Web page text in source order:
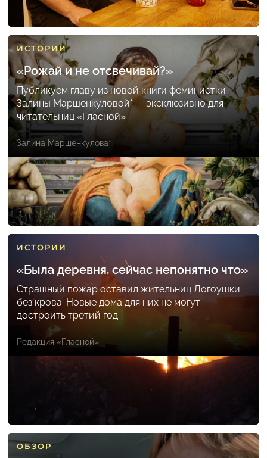
ИСТОРИИ
«Рожай и не отсвечивай?»
Публикуем главу из новой книги феминистки
Залины Маршенкуловой* — эксклюзивно для
читательниц «Гласной»
Залина Маршенкулова*
ИСТОРИИ
«Была деревня, сейчас непонятно что»
Страшный пожар оставил жительниц Логоушки
без крова. Новые дома для них не могут
достроить третий год
Редакция «Гласной»
ОБЗОР